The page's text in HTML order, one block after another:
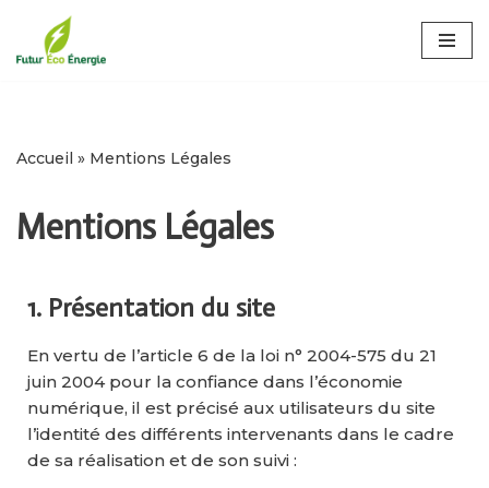
Aller
Accueil » Mentions Légales
Mentions Légales
1. Présentation du site
En vertu de l’article 6 de la loi n° 2004-575 du 21
juin 2004 pour la confiance dans l’économie
numérique, il est précisé aux utilisateurs du site
l’identité des différents intervenants dans le cadre
de sa réalisation et de son suivi :